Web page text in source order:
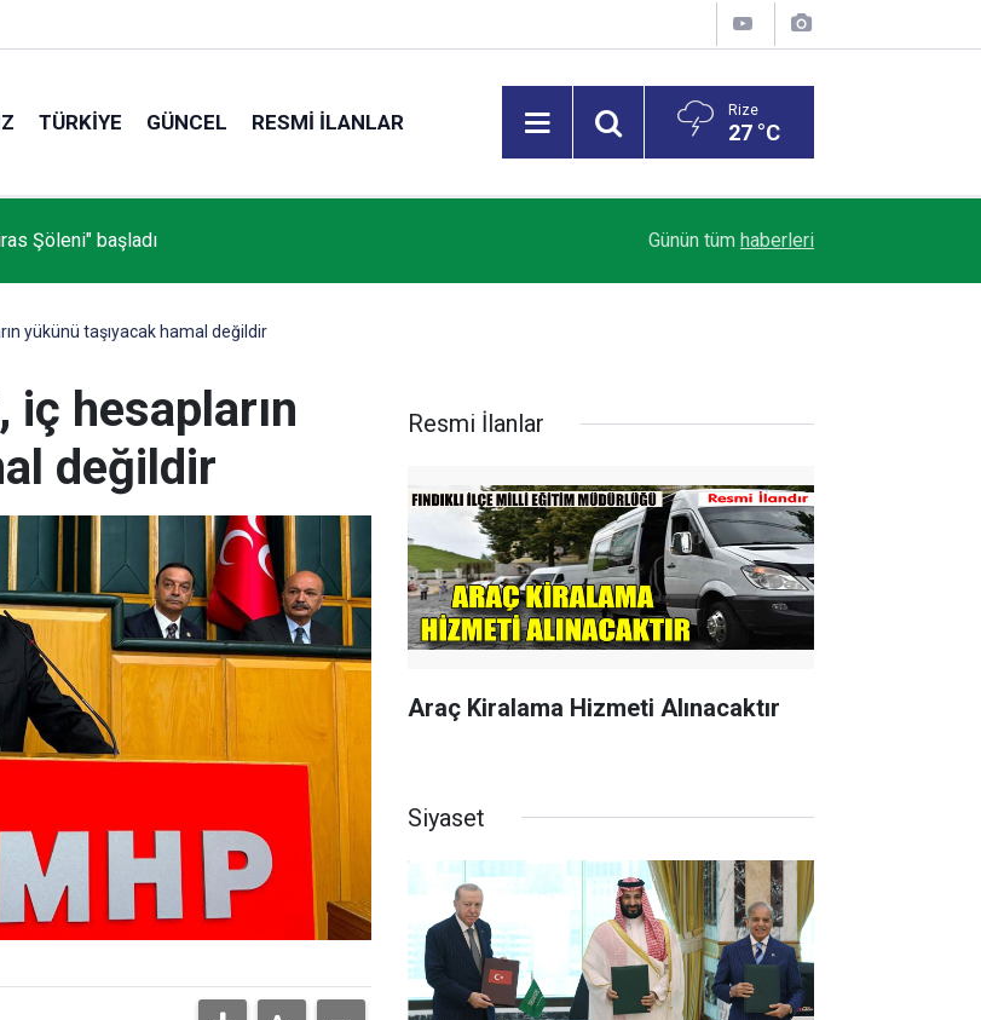
TÜRKIYE GÜNCEL RESMI İLANLAR Rize
27 °C
Şöleni" başladı Günün tüm haberleri
yükünü taşıyacak hamal değildir
hesapların
değildir
Resmi İlanlar
Araç Kiralama Hizmeti Alınacaktır
Siyaset